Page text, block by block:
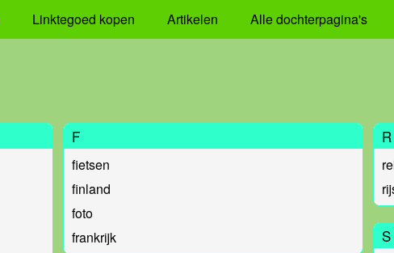
Linktegoed kopen Artikelen Alle dochterpagina's
F
fietsen
finland
foto
frankrijk
R
S